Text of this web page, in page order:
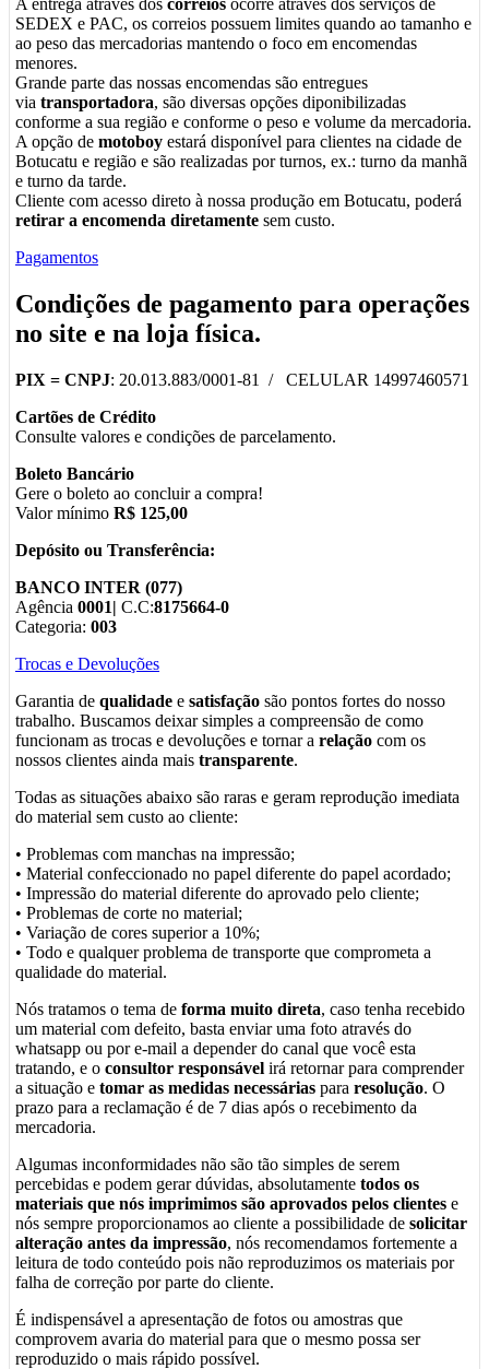
A entrega através dos correios ocorre através dos serviços de
SEDEX e PAC, os correios possuem limites quando ao tamanho e
ao peso das mercadorias mantendo o foco em encomendas
menores.
Grande parte das nossas encomendas são entregues
via transportadora, são diversas opções diponibilizadas
conforme a sua região e conforme o peso e volume da mercadoria.
A opção de motoboy estará disponível para clientes na cidade de
Botucatu e região e são realizadas por turnos, ex.: turno da manhã
e turno da tarde.
Cliente com acesso direto à nossa produção em Botucatu, poderá
retirar a encomenda diretamente sem custo.
Pagamentos
Condições de pagamento para operações
no site e na loja física.
PIX = CNPJ: 20.013.883/0001-81 / CELULAR 14997460571
Cartões de Crédito
Consulte valores e condições de parcelamento.
Boleto Bancário
Gere o boleto ao concluir a compra!
Valor mínimo R$ 125,00
Depósito ou Transferência:
BANCO INTER (077)
Agência 0001| C.C:8175664-0
Categoria: 003
Trocas e Devoluções
Garantia de qualidade e satisfação são pontos fortes do nosso
trabalho. Buscamos deixar simples a compreensão de como
funcionam as trocas e devoluções e tornar a relação com os
nossos clientes ainda mais transparente.
Todas as situações abaixo são raras e geram reprodução imediata
do material sem custo ao cliente:
• Problemas com manchas na impressão;
• Material confeccionado no papel diferente do papel acordado;
• Impressão do material diferente do aprovado pelo cliente;
• Problemas de corte no material;
• Variação de cores superior a 10%;
• Todo e qualquer problema de transporte que comprometa a
qualidade do material.
Nós tratamos o tema de forma muito direta, caso tenha recebido
um material com defeito, basta enviar uma foto através do
whatsapp ou por e-mail a depender do canal que você esta
tratando, e o consultor responsável irá retornar para comprender
a situação e tomar as medidas necessárias para resolução. O
prazo para a reclamação é de 7 dias após o recebimento da
mercadoria.
Algumas inconformidades não são tão simples de serem
percebidas e podem gerar dúvidas, absolutamente todos os
materiais que nós imprimimos são aprovados pelos clientes e
nós sempre proporcionamos ao cliente a possibilidade de solicitar
alteração antes da impressão, nós recomendamos fortemente a
leitura de todo conteúdo pois não reproduzimos os materiais por
falha de correção por parte do cliente.
É indispensável a apresentação de fotos ou amostras que
comprovem avaria do material para que o mesmo possa ser
reproduzido o mais rápido possível.